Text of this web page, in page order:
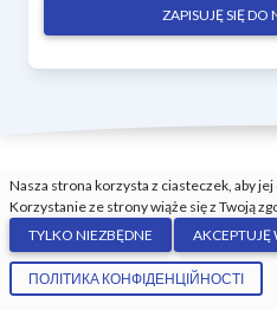
ZAPISUJĘ SIĘ DO
Nasza strona korzysta z ciasteczek, aby jej
Korzystanie ze strony wiąże się z Twoją
TYLKO NIEZBĘDNE
AKCEPTUJĘ
ПОЛІТИКА КОНФІДЕНЦІЙНОСТІ